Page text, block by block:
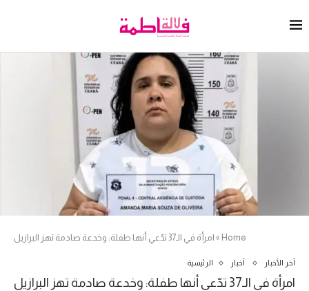
Home
» امرأة في الـ37 تدّعي أنها طفلة: وخدعة صادمة تهز البرازيل
آخر الأخبار أخبار الرئيسية
امرأة في الـ37 تدّعي أنها طفلة: وخدعة صادمة تهز البرازيل